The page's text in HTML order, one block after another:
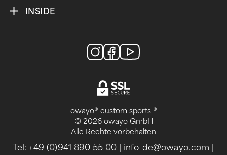
INSIDE
owayo® custom sports ®
© 2026 owayo GmbH
Alle Rechte vorbehalten
Tel: +49 (0)941 890 55 00 info-de@owayo.com